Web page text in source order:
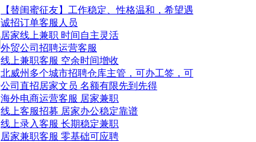
【替闺蜜征友】工作稳定、性格温和，希望遇
诚招订单客服人员
居家线上兼职 时间自主灵活
外贸公司招聘运营客服
线上兼职客服 空余时间增收
北威州多个城市招聘仓库主管，可办工签，可
公司直招居家文员 名额有限先到先得
海外电商运营客服 居家兼职
线上客服招募 居家办公稳定靠谱
线上录入客服 长期稳定兼职
居家兼职客服 零基础可应聘